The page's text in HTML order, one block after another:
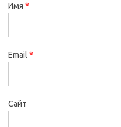
Имя *
Email *
Сайт